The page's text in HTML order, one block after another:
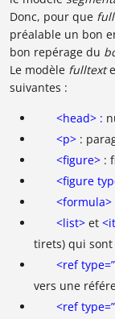
Donc, pour que
préalable un bon
bon repérage du
Le modèle fulltext
suivantes :
<head> :
<p> :
<figure> :
<figure
<formula>
<list> et
tirets) qui
<ref
vers une
<ref